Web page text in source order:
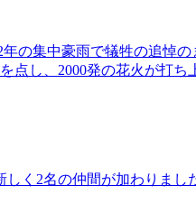
の集中豪雨で犠牲の追悼
点し、2000発の花火が打ち
く2名の仲間が加わりまし